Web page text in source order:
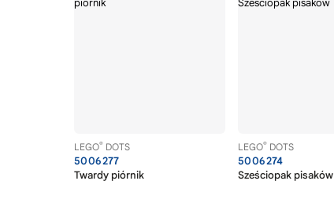
LEGO® DOTS
5006277
Twardy piórnik
LEGO® DOTS
5006274
Sześciopak pisaków